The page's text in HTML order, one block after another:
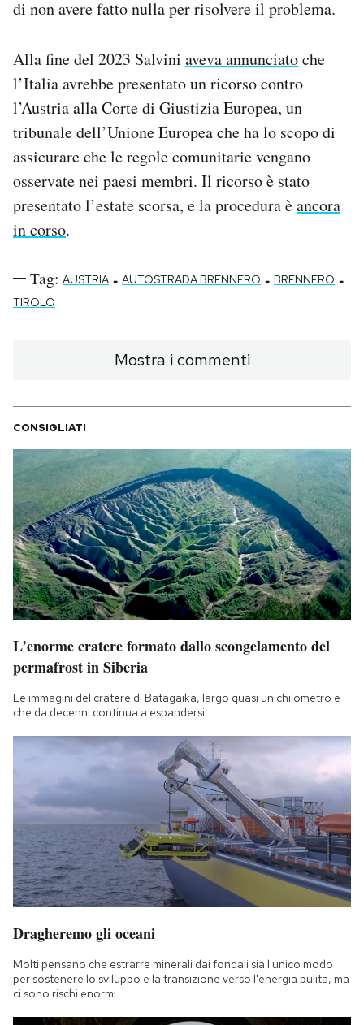
di non avere fatto nulla per risolvere il problema.
Alla fine del 2023 Salvini aveva annunciatoche
l’Italia avrebbe presentato un ricorso contro
l’Austria alla Corte di Giustizia Europea, un
tribunale dell’Unione Europea che ha lo scopo di
assicurare che le regole comunitarie vengano
osservate nei paesi membri. Il ricorso è stato
presentato l’estate scorsa, e la procedura èancora
in corso.
Tag: AUSTRIA - AUTOSTRADA BRENNERO - BRENNERO -
TIROLO
Mostra i commenti
CONSIGLIATI
L’enorme cratere formato dallo scongelamento del
permafrost in Siberia
Le immagini del cratere di Batagaika, largo quasi un chilometro e
che da decenni continua a espandersi
Dragheremo gli oceani
Molti pensano che estrarre minerali dai fondali sia l'unico modo
per sostenere lo sviluppo e la transizione verso l'energia pulita, ma
ci sono rischi enormi